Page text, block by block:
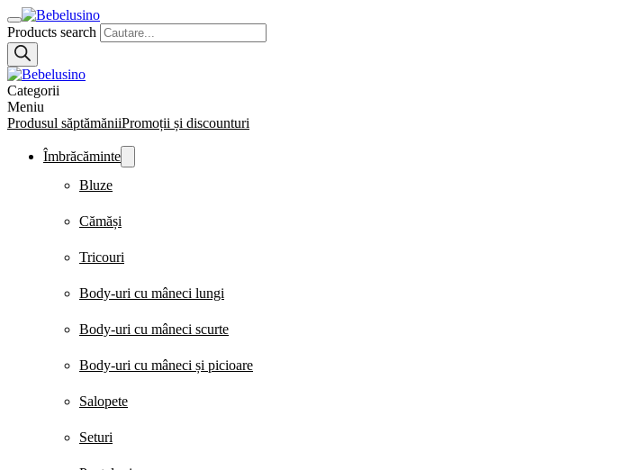
Products search
Categorii
Meniu
Produsul săptămăniiPromoții și discounturi
Îmbrăcăminte
Bluze
Cămăși
Tricouri
Body-uri cu mâneci lungi
Body-uri cu mâneci scurte
Body-uri cu mâneci și picioare
Salopete
Seturi